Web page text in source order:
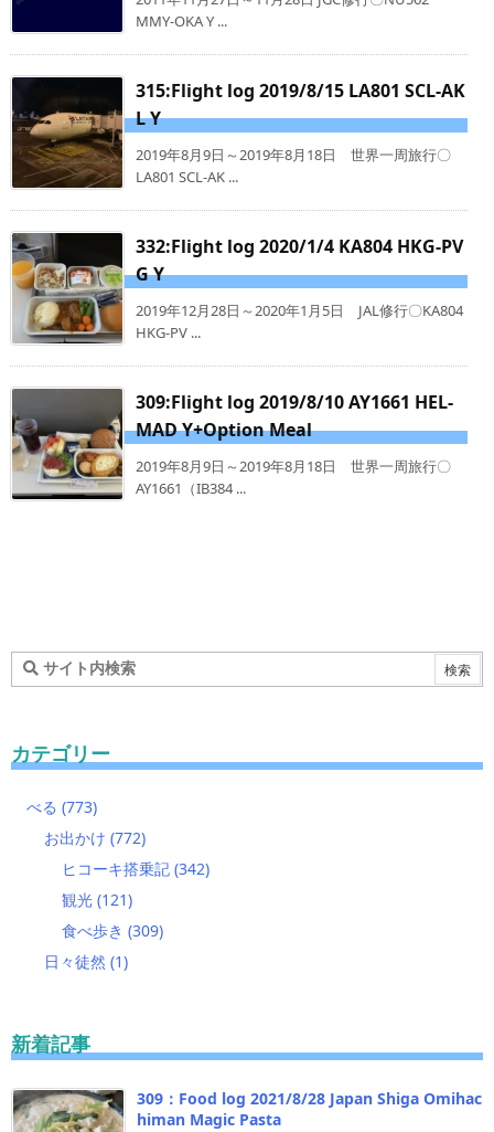
MMY-OKA Y ...
315:Flight log 2019/8/15 LA801 SCL-AK
L Y
2019年8月9日～2019年8月18日 世界一周旅行〇
LA801 SCL-AK ...
332:Flight log 2020/1/4 KA804 HKG-PV
G Y
2019年12月28日～2020年1月5日 JAL修行〇KA804
HKG-PV ...
309:Flight log 2019/8/10 AY1661 HEL-
MAD Y+Option Meal
2019年8月9日～2019年8月18日 世界一周旅行〇
AY1661（IB384 ...
カテゴリー
べる (773)
お出かけ (772)
ヒコーキ搭乗記 (342)
観光 (121)
食べ歩き (309)
日々徒然 (1)
新着記事
309：Food log 2021/8/28 Japan Shiga Omihac
himan Magic Pasta